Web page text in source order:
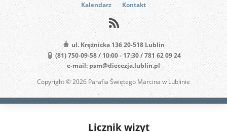
Kalendarz
Kontakt
ul. Krężnicka 136 20-518 Lublin
(81) 750-09-58 / 10:00 - 17:30 / 781 62 09 24
e-mail: psm@diecezja.lublin.pl
Copyright © 2026 Parafia Świętego Marcina w Lublinie
Licznik wizyt